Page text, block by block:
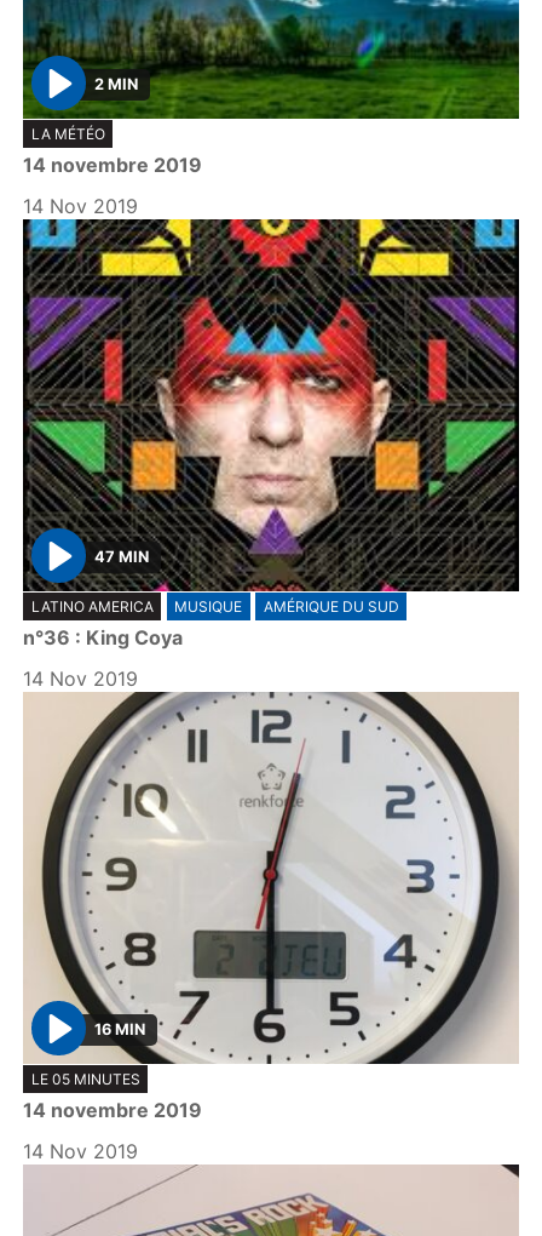
P
l
a
y
2 MIN
LA MÉTÉO
14 novembre 2019
14 Nov 2019
P
l
a
y
47 MIN
LATINO AMERICA MUSIQUE AMÉRIQUE DU SUD
n°36 : King Coya
14 Nov 2019
P
l
a
y
16 MIN
LE 05 MINUTES
14 novembre 2019
14 Nov 2019